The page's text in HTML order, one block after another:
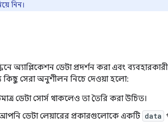
নিন।
অ্যাপ্লিকেশন ডেটা প্রদর্শন করা এবং
কিছু সেরা অনুশীলন নিচে দেওয়া হলো:
ডেটা সোর্স থাকলেও তা তৈরি করা উচিত।
আপনি ডেটা লেয়ারের প্রকারগুলোকে একটি data